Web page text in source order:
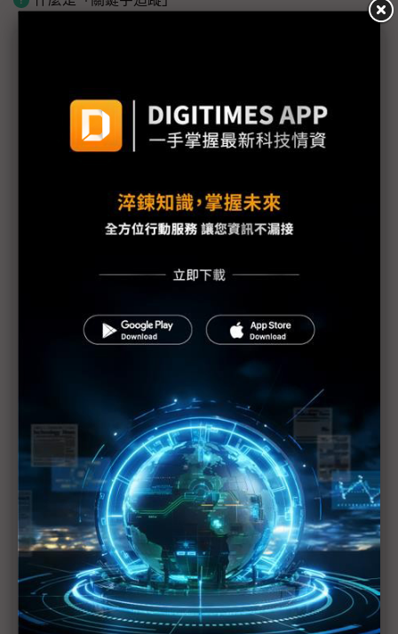
STT GDC談Colocation產業在AI時代三大挑戰
柔新經濟特區盼成「熱帶地區」AI資料中心典範
Synopsys談東南亞IC設計：新加坡大廠進駐、馬國群
新加坡K&S副總裁張贊彬證實 與台灣先進封裝龍頭
緊密合作
大眾控搶搭柔新經濟特區熱潮 不排除配合客戶擴大
安富利：新加坡、柔佛高度互補 盼合作能擴散至東
協大家庭
柔佛資料中心量指數成長 AI超級電腦預計3Q啟用